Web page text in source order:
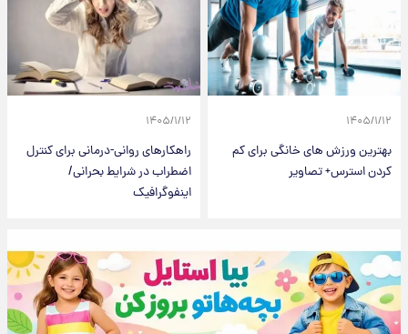
۱۴۰۵/۱/۱۲
بهترین ورزش های خانگی برای کم
کردن استرس+ تصاویر
۱۴۰۵/۱/۱۲
راهکارهای روانی-درمانی برای کنترل
اضطراب در شرایط بحرانی/
اینفوگرافیک